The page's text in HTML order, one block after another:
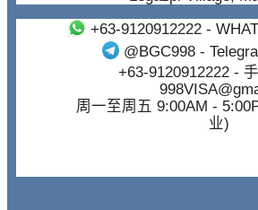
+63-9120912222-
@BGC998 -
+63-9120912222- 手
周一至周五 9:00AM -
业)